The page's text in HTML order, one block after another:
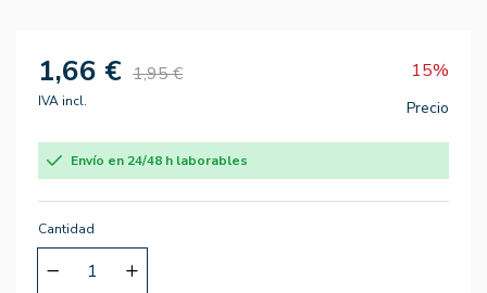
1,66 € 1,95 € 15%
IVA incl. Precio
Envío en 24/48 h laborables
Cantidad